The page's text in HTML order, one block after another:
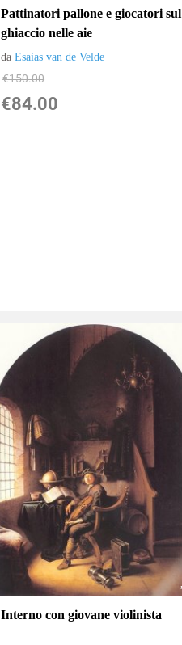
Pattinatori pallone e giocatori sul
ghiaccio nelle aie
daEsaias van de Velde
€150.00
€84.00
Interno con giovane violinista